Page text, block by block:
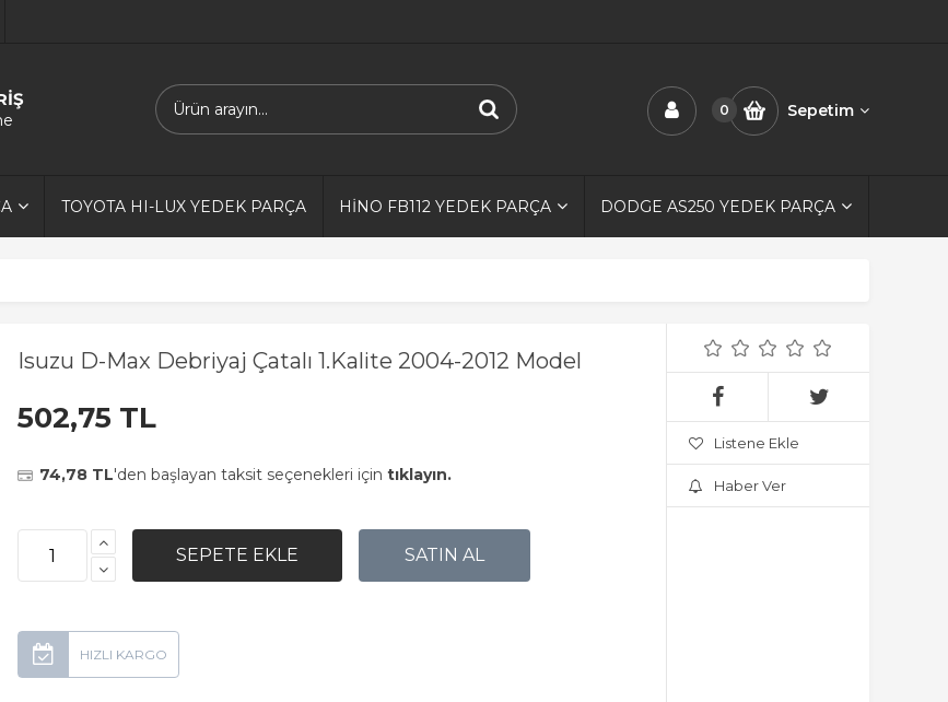
0 Sepetim
TOYOTA HI-LUX YEDEK PARÇA HİNO FB112 YEDEK PARÇA DODGE AS250 YEDEK PARÇA
Isuzu D-Max Debriyaj Çatalı 1.Kalite 2004-2012 Model
502,75 TL
74,78 TL'den başlayan taksit seçenekleri için tıklayın.
Listene Ekle
Haber Ver